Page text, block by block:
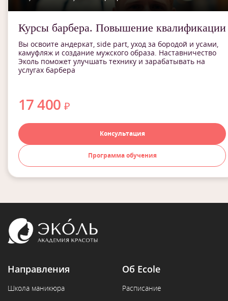
Курсы барбера. Повышение квалификации
Вы освоите андеркат, side part, уход за бородой и усами,
камуфляж и создание мужского образа. Наставничество
Эколь поможет улучшать технику и зарабатывать на
услугах барбера
17 400₽
Консультация
Программа обучения
Направления
Школа маникюра
Об Ecole
Расписание